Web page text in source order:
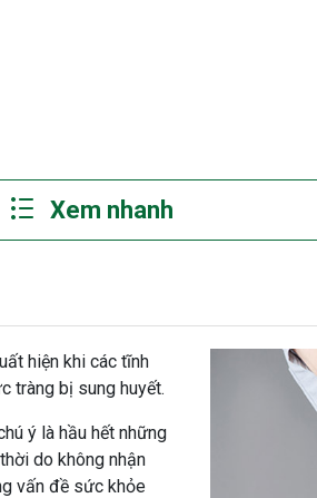
hiện khi các tĩnh
tràng bị sung huyết.
ý là hầu hết những
do không nhận
vấn đề sức khỏe